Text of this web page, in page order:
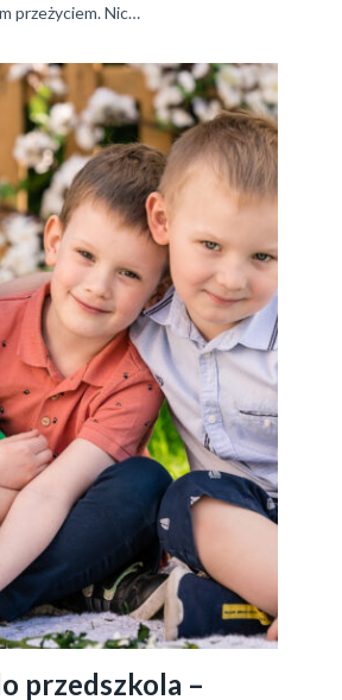
przeżyciem. Nic…
przedszkola –